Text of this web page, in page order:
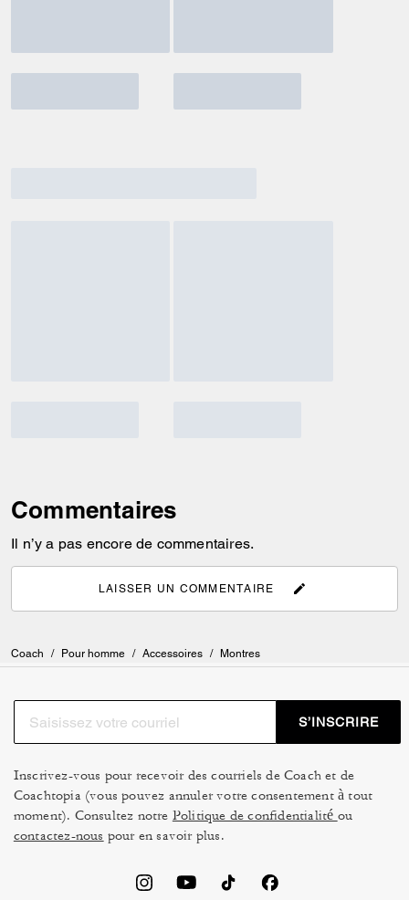
Commentaires
Il n’y a pas encore de commentaires.
LAISSER UN COMMENTAIRE
Coach / Pour homme / Accessoires / Montres
S’INSCRIRE
Inscrivez-vous pour recevoir des courriels de Coach et de
Coachtopia (vous pouvez annuler votre consentement à tout
moment). Consultez notre Politique de confidentialité ou
contactez-nous pour en savoir plus.